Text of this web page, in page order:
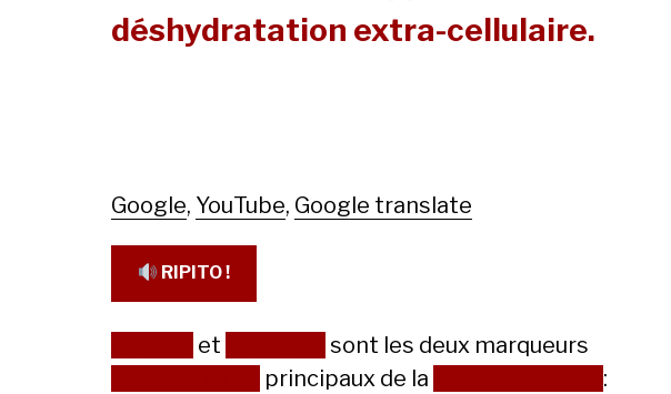
déshydratation extra-cellulaire.
Google, YouTube, Google translate
RIPITO !
et
sont les deux marqueurs
principaux de la
: